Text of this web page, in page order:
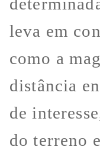
leva em
como a
distância
de
do terreno